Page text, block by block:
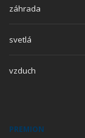
záhrada
svetlá
vzduch
PREMION